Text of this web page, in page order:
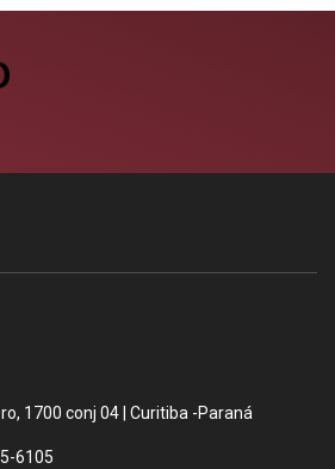
1700 conj 04 | Curitiba -Paraná
6105